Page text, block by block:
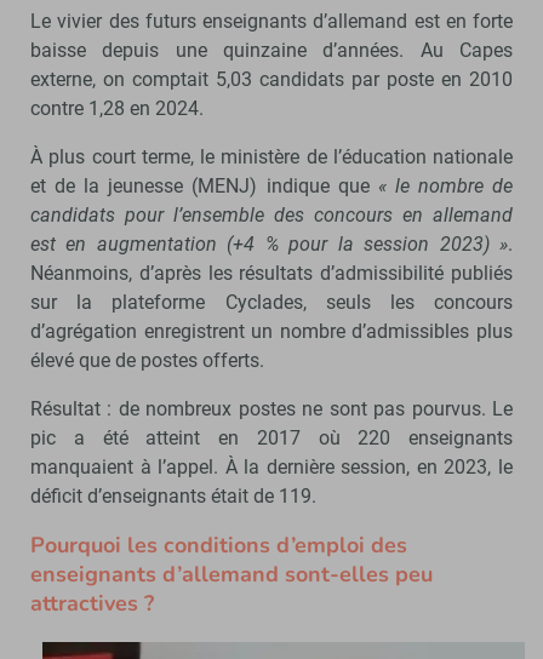
Le vivier des futurs enseignants d’allemand est en forte
baisse depuis une quinzaine d’années. Au Capes
externe, on comptait 5,03 candidats par poste en 2010
contre 1,28 en 2024.
À plus court terme, le ministère de l’éducation nationale
et de la jeunesse (MENJ) indique que « le nombre de
candidats pour l’ensemble des concours en allemand
est en augmentation (+4 % pour la session 2023) ».
Néanmoins, d’après les résultats d’admissibilité publiés
sur la plateforme Cyclades, seuls les concours
d’agrégation enregistrent un nombre d’admissibles plus
élevé que de postes offerts.
Résultat : de nombreux postes ne sont pas pourvus. Le
pic a été atteint en 2017 où 220 enseignants
manquaient à l’appel. À la dernière session, en 2023, le
déficit d’enseignants était de 119.
Pourquoi les conditions d’emploi des
enseignants d’allemand sont-elles peu
attractives ?